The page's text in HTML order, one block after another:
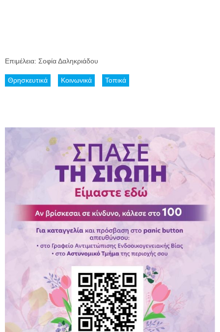
Επιμέλεια: Σοφία Δαληκριάδου
Θρησκευτικά Κοινωνικά Τοπικά